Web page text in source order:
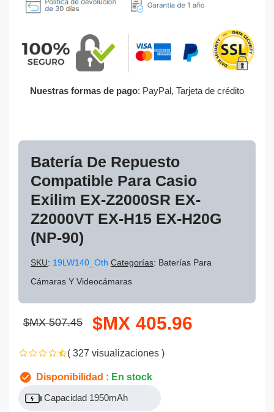
Nuestras formas de pago: PayPal, Tarjeta de crédito
Batería De Repuesto
Compatible Para Casio
Exilim EX-Z2000SR EX-
Z2000VT EX-H15 EX-H20G
(NP-90)
SKU: 19LW140_Oth Categorías: Baterías Para
Cámaras Y Videocámaras
$MX 507.45 $MX 405.96
( 327 visualizaciones )
Disponibilidad : En stock
Capacidad 1950mAh